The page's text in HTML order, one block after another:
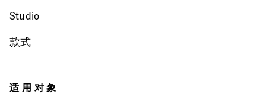
Studio
款式
适用对象